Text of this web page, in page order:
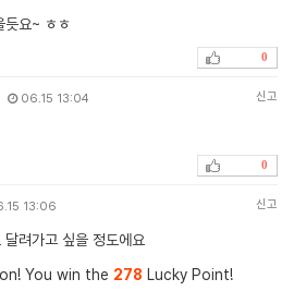
듯요~ ㅎㅎ
0
06.15 13:04 신고
0
13:06 신고
려가고 싶을 정도에요
You win the 278 Lucky Point!